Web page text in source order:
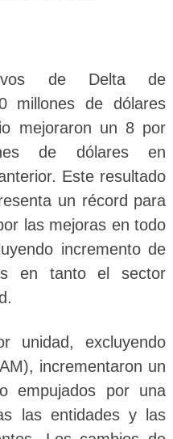
de Delta de
millones de dólares
mejoraron un 8 por
de dólares en
Este resultado
un récord para
las mejoras en todo
incremento de
en tanto el sector
unidad, excluyendo
incrementaron un
empujados por una
las entidades y las